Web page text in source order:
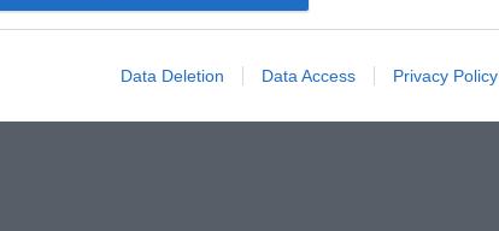
Data Deletion Data Access Privacy Policy